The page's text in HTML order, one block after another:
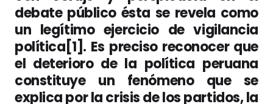
debate público ésta se revela como
un legítimo ejercicio de vigilancia
política[1]. Es preciso reconocer que
el deterioro de la política peruana
constituye un fenómeno que se
explica por la crisis de los partidos, la